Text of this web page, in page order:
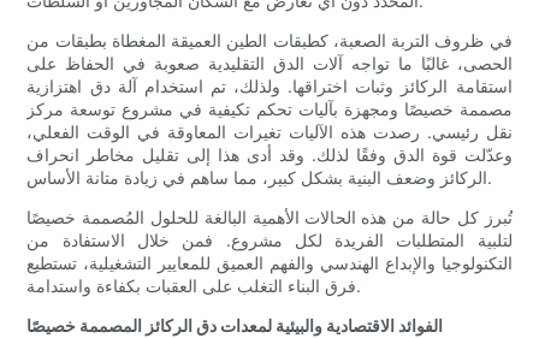
في ظروف التربة الصعبة، كطبقات الطين العميقة المغطاة بطبقات من
الحصى، غالبًا ما تواجه آلات الدق التقليدية صعوبة في الحفاظ على
استقامة الركائز وثبات اختراقها. ولذلك، تم استخدام آلة دق اهتزازية
مصممة خصيصًا ومجهزة بآليات تحكم تكيفية في مشروع توسعة مركز
نقل رئيسي. رصدت هذه الآليات تغيرات المعاوقة في الوقت الفعلي،
وعدّلت قوة الدق وفقًا لذلك. وقد أدى هذا إلى تقليل مخاطر انحراف
الركائز وضعف البنية بشكل كبير، مما ساهم في زيادة متانة الأساس.
تُبرز كل حالة من هذه الحالات الأهمية البالغة للحلول المُصممة خصيصًا
لتلبية المتطلبات الفريدة لكل مشروع. فمن خلال الاستفادة من
التكنولوجيا والإبداع الهندسي والفهم العميق للمعايير التشغيلية، تستطيع
فرق البناء التغلب على العقبات بكفاءة واستدامة.
الفوائد الاقتصادية والبيئية لمعدات دق الركائز المصممة خصيصًا